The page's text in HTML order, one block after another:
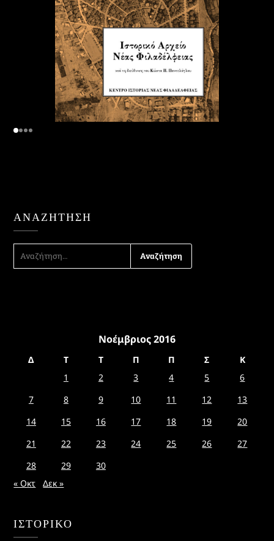
ΑΝΑΖΉΤΗΣΗ
ΓΙΑ:
Νοέμβριος 2016
Δ Τ Τ Π Π Σ
Κ
1
2 3 4 5
6
7
8 9 10 11 12
13
14
15 16 17 18 19
20
21
22 23 24 25 26
27
28
29
30
« Οκτ
Δεκ »
ΙΣΤΟΡΙΚΌ